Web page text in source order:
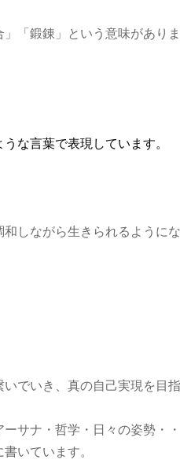
「鍛錬」という意味があり
な言葉で表現しています。
和しながら生きられるように
でいき、真の自己実現を目
ーサナ・哲学・日々の姿勢
いています。